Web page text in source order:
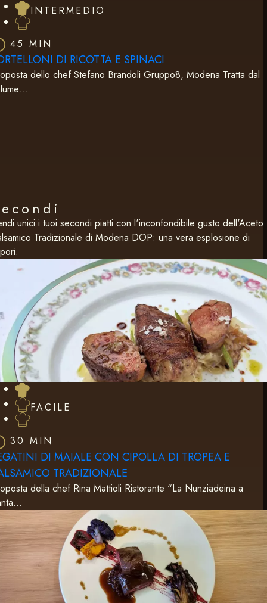
INTERMEDIO
45 MIN
DI RICOTTA E SPINACI
dello chef Stefano Brandoli Gruppo8, Modena Tratta dal
unici i tuoi secondi piatti con l'inconfondibile gusto dell'Aceto
Tradizionale di Modena DOP: una vera esplosione di
FACILE
30 MIN
DI MAIALE CON CIPOLLA DI TROPEA E
TRADIZIONALE
della chef Rina Mattioli Ristorante “La Nunziadeina a